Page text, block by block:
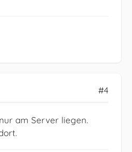
#4
am Server liegen.